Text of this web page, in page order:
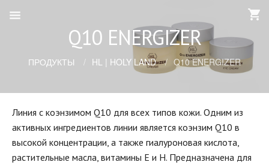
Q10 ENERGIZER
ПРОДУКТЫ HL | HOLY LAND Q10 ENERGIZER
Линия с коэнзимом Q10 для всех типов кожи. Одним из
активных ингредиентов линии является коэнзим Q10 в
высокой концентрации, а также гиалуроновая кислота,
растительные масла, витамины Е и Н. Предназначена для